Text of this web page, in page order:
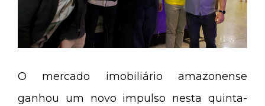
O mercado imobiliário amazonense
ganhou um novo impulso nesta quinta-